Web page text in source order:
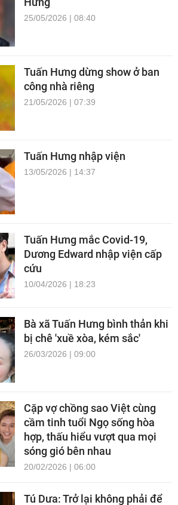
25/05/2026 | 08:40
Tuấn Hưng dừng show ở ban
công nhà riêng
21/05/2026 | 07:39
Tuấn Hưng nhập viện
13/05/2026 | 14:37
Tuấn Hưng mắc Covid-19,
Dương Edward nhập viện cấp
cứu
10/04/2026 | 18:23
Bà xã Tuấn Hưng bình thản khi
bị chê 'xuề xòa, kém sắc'
26/03/2026 | 09:00
Cặp vợ chồng sao Việt cùng
cầm tinh tuổi Ngọ sống hòa
hợp, thấu hiểu vượt qua mọi
sóng gió bên nhau
20/02/2026 | 06:00
Tú Dưa: Trở lại không phải để